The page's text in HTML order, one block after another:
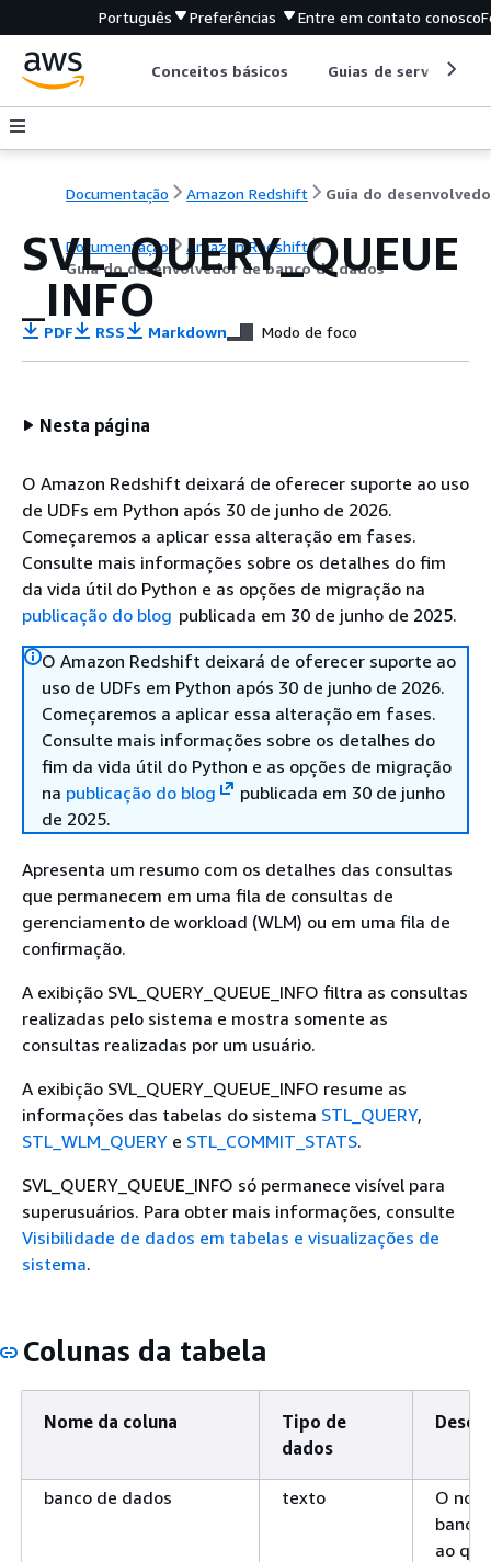
Português Preferências Entre em contato conosco
Conceitos básicos Guias de serviço
Documentação Amazon Redshift
Documentação
Amazon Redshift
Guia do desenvolvedor de banco de dados
SVL_QUERY_QUEUE
_INFO
PDF RSS Markdown Modo de foco
Nesta página
O Amazon Redshift deixará de oferecer suporte ao uso
de UDFs em Python após 30 de junho de 2026.
Começaremos a aplicar essa alteração em fases.
Consulte mais informações sobre os detalhes do fim
da vida útil do Python e as opções de migração na
publicação do blog publicada em 30 de junho de 2025.
O Amazon Redshift deixará de oferecer suporte ao
uso de UDFs em Python após 30 de junho de 2026.
Começaremos a aplicar essa alteração em fases.
Consulte mais informações sobre os detalhes do
fim da vida útil do Python e as opções de migração
na publicação do blog
publicada em 30 de junho
de 2025.
Apresenta um resumo com os detalhes das consultas
que permanecem em uma fila de consultas de
gerenciamento de workload (WLM) ou em uma fila de
confirmação.
A exibição SVL_QUERY_QUEUE_INFO filtra as consultas
realizadas pelo sistema e mostra somente as
consultas realizadas por um usuário.
A exibição SVL_QUERY_QUEUE_INFO resume as
informações das tabelas do sistema STL_QUERY,
STL_WLM_QUERY e STL_COMMIT_STATS.
SVL_QUERY_QUEUE_INFO só permanece visível para
superusuários. Para obter mais informações, consulte
Visibilidade de dados em tabelas e visualizações de
sistema.
Colunas da tabela
Nome da coluna
Tipo de
dados
banco de dados texto
O
banco
ao